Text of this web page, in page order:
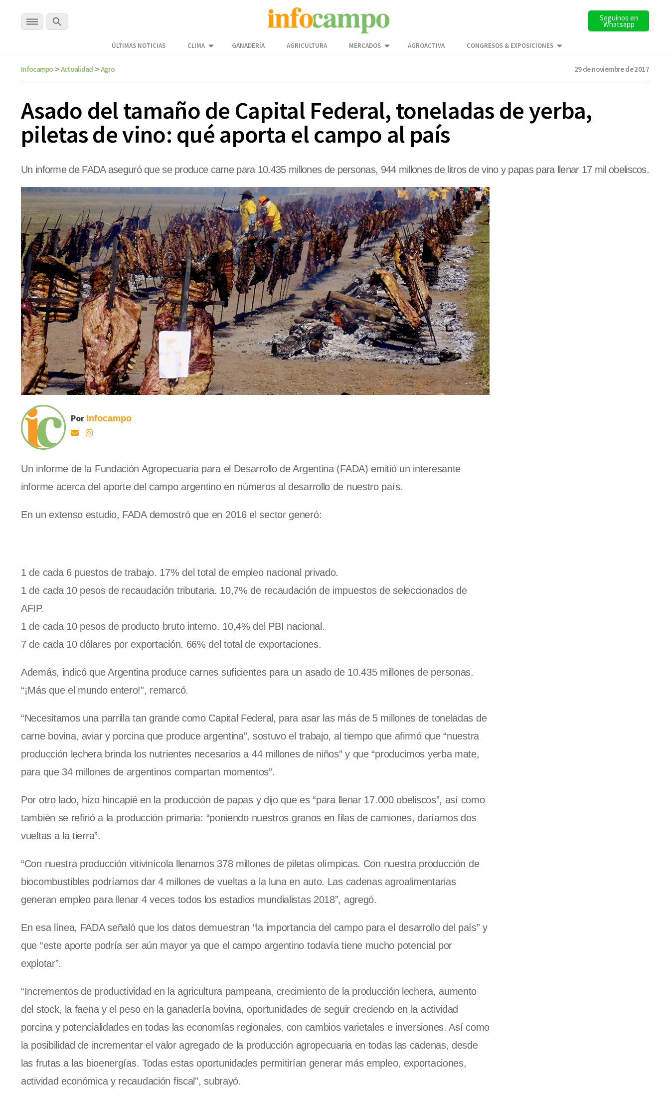
Seguinos en
Whatsapp
ÚLTIMAS NOTICIAS CLIMA GANADERÍA AGRICULTURA MERCADOS AGROACTIVA CONGRESOS & EXPOSICIONES
Infocampo > Actualidad > Agro 29 de noviembre de 2017
Asado del tamaño de Capital Federal, toneladas de yerba,
piletas de vino: qué aporta el campo al país
Un informe de FADA aseguró que se produce carne para 10.435 millones de personas, 944 millones de litros de vino y papas para llenar 17 mil obeliscos.
Por Infocampo
Un informe de la Fundación Agropecuaria para el Desarrollo de Argentina (FADA) emitió un interesante
informe acerca del aporte del campo argentino en números al desarrollo de nuestro país.
En un extenso estudio, FADA demostró que en 2016 el sector generó:
1 de cada 6 puestos de trabajo. 17% del total de empleo nacional privado.
1 de cada 10 pesos de recaudación tributaria. 10,7% de recaudación de impuestos de seleccionados de
AFIP.
1 de cada 10 pesos de producto bruto interno. 10,4% del PBI nacional.
7 de cada 10 dólares por exportación. 66% del total de exportaciones.
Además, indicó que Argentina produce carnes suficientes para un asado de 10.435 millones de personas.
“¡Más que el mundo entero!”, remarcó.
“Necesitamos una parrilla tan grande como Capital Federal, para asar las más de 5 millones de toneladas de
carne bovina, aviar y porcina que produce argentina”, sostuvo el trabajo, al tiempo que afirmó que “nuestra
producción lechera brinda los nutrientes necesarios a 44 millones de niños” y que “producimos yerba mate,
para que 34 millones de argentinos compartan momentos”.
Por otro lado, hizo hincapié en la producción de papas y dijo que es “para llenar 17.000 obeliscos”, así como
también se refirió a la producción primaria: “poniendo nuestros granos en filas de camiones, daríamos dos
vueltas a la tierra”.
“Con nuestra producción vitivinícola llenamos 378 millones de piletas olímpicas. Con nuestra producción de
biocombustibles podríamos dar 4 millones de vueltas a la luna en auto. Las cadenas agroalimentarias
generan empleo para llenar 4 veces todos los estadios mundialistas 2018”, agregó.
En esa línea, FADA señaló que los datos demuestran “la importancia del campo para el desarrollo del país” y
que “este aporte podría ser aún mayor ya que el campo argentino todavía tiene mucho potencial por
explotar”.
“Incrementos de productividad en la agricultura pampeana, crecimiento de la producción lechera, aumento
del stock, la faena y el peso en la ganadería bovina, oportunidades de seguir creciendo en la actividad
porcina y potencialidades en todas las economías regionales, con cambios varietales e inversiones. Así como
la posibilidad de incrementar el valor agregado de la producción agropecuaria en todas las cadenas, desde
las frutas a las bioenergías. Todas estas oportunidades permitirían generar más empleo, exportaciones,
actividad económica y recaudación fiscal”, subrayó.